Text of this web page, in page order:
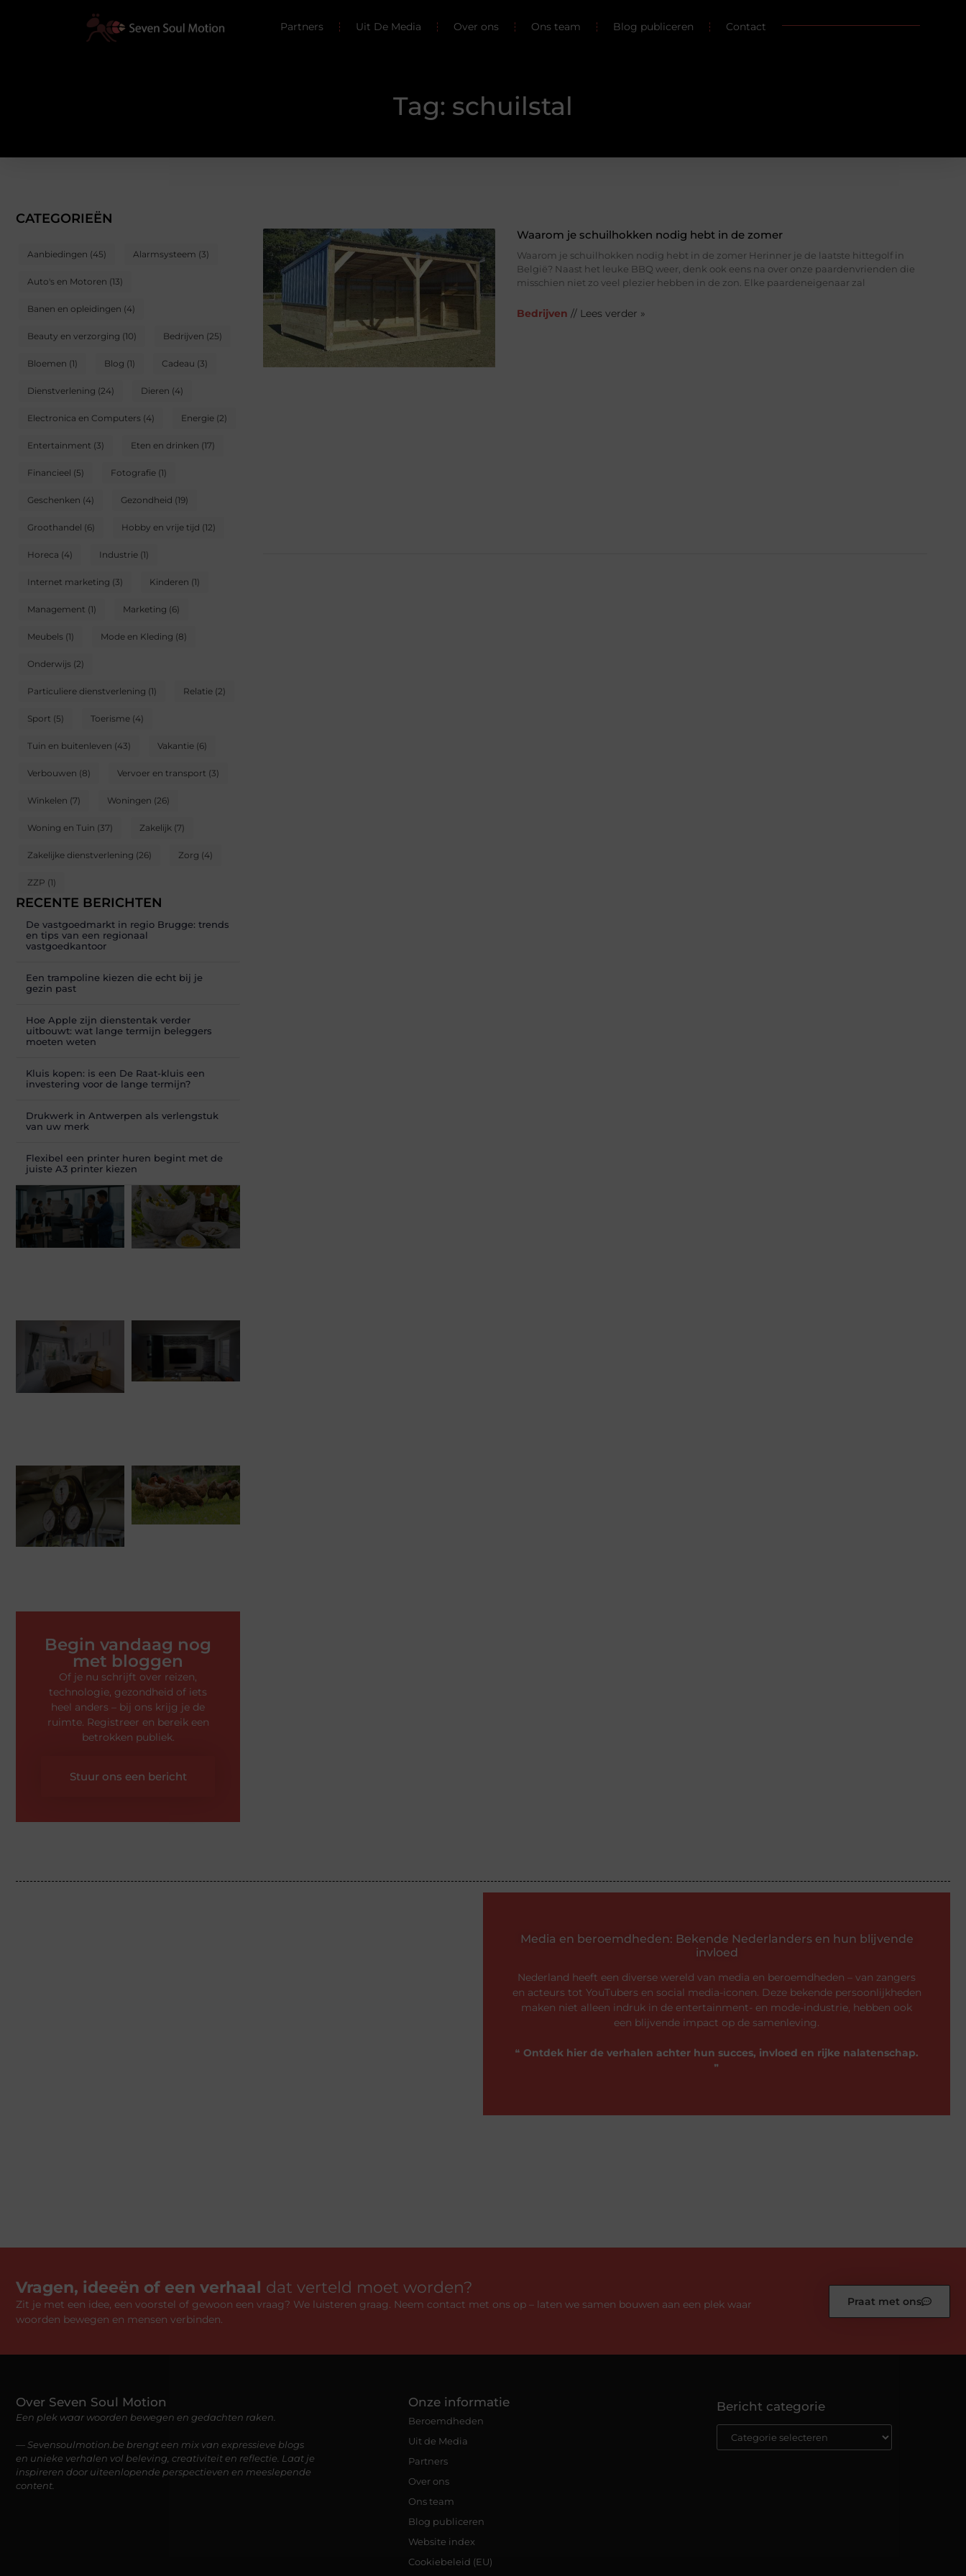
Partners Uit De Media Over ons Ons team Blog publiceren Contact
Tag: schuilstal
CATEGORIEËN
Aanbiedingen (45) Alarmsysteem (3)
Auto's en Motoren (13)
Banen en opleidingen (4)
Beauty en verzorging (10) Bedrijven (25)
Bloemen (1) Blog (1) Cadeau (3)
Dienstverlening (24) Dieren (4)
Electronica en Computers (4) Energie (2)
Entertainment (3) Eten en drinken (17)
Financieel (5) Fotografie (1)
Geschenken (4) Gezondheid (19)
Groothandel (6) Hobby en vrije tijd (12)
Horeca (4) Industrie (1)
Internet marketing (3) Kinderen (1)
Management (1) Marketing (6)
Meubels (1) Mode en Kleding (8)
Onderwijs (2)
Particuliere dienstverlening (1) Relatie (2)
Sport (5) Toerisme (4)
Tuin en buitenleven (43) Vakantie (6)
Verbouwen (8) Vervoer en transport (3)
Winkelen (7) Woningen (26)
Woning en Tuin (37) Zakelijk (7)
Zakelijke dienstverlening (26) Zorg (4)
ZZP (1)
RECENTE BERICHTEN
De vastgoedmarkt in regio Brugge: trends
en tips van een regionaal
vastgoedkantoor
Een trampoline kiezen die echt bij je
gezin past
Hoe Apple zijn dienstentak verder
uitbouwt: wat lange termijn beleggers
moeten weten
Kluis kopen: is een De Raat-kluis een
investering voor de lange termijn?
Drukwerk in Antwerpen als verlengstuk
van uw merk
Flexibel een printer huren begint met de
juiste A3 printer kiezen
Begin vandaag nog
met bloggen
Of je nu schrijft over reizen,
technologie, gezondheid of iets
heel anders – bij ons krijg je de
ruimte. Registreer en bereik een
betrokken publiek.
Stuur ons een bericht
Waarom je schuilhokken nodig hebt in de zomer
Waarom je schuilhokken nodig hebt in de zomer Herinner je de laatste hittegolf in
België? Naast het leuke BBQ weer, denk ook eens na over onze paardenvrienden die
misschien niet zo veel plezier hebben in de zon. Elke paardeneigenaar zal
Bedrijven // Lees verder »
Media en beroemdheden: Bekende Nederlanders en hun blijvende
invloed
Nederland heeft een diverse wereld van media en beroemdheden – van zangers
en acteurs tot YouTubers en social media-iconen. Deze bekende persoonlijkheden
maken niet alleen indruk in de entertainment- en mode-industrie, hebben ook
een blijvende impact op de samenleving.
❝ Ontdek hier de verhalen achter hun succes, invloed en rijke nalatenschap.
❞
Vragen, ideeën of een verhaal dat verteld moet worden?
Zit je met een idee, een voorstel of gewoon een vraag? We luisteren graag. Neem contact met ons op – laten we samen bouwen aan een plek waar
woorden bewegen en mensen verbinden.
Praat met ons
Over Seven Soul Motion
Een plek waar woorden bewegen en gedachten raken.
— Sevensoulmotion.be brengt een mix van expressieve blogs
en unieke verhalen vol beleving, creativiteit en reflectie. Laat je
inspireren door uiteenlopende perspectieven en meeslepende
content.
Onze informatie
Beroemdheden
Uit de Media
Partners
Over ons
Ons team
Blog publiceren
Website index
Cookiebeleid (EU)
Bericht categorie